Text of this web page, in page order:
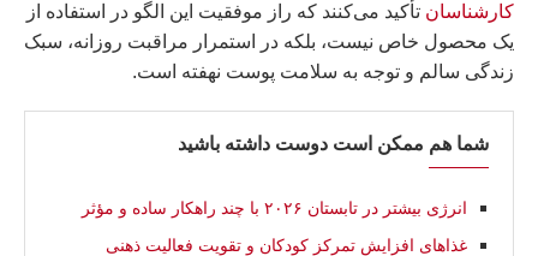
کارشناسان تأکید می‌کنند که راز موفقیت این الگو در استفاده از
یک محصول خاص نیست، بلکه در استمرار مراقبت روزانه، سبک
زندگی سالم و توجه به سلامت پوست نهفته است.
شما هم ممکن است دوست داشته باشید
انرژی بیشتر در تابستان ۲۰۲۶ با چند راهکار ساده و مؤثر
غذاهای افزایش تمرکز کودکان و تقویت فعالیت ذهنی